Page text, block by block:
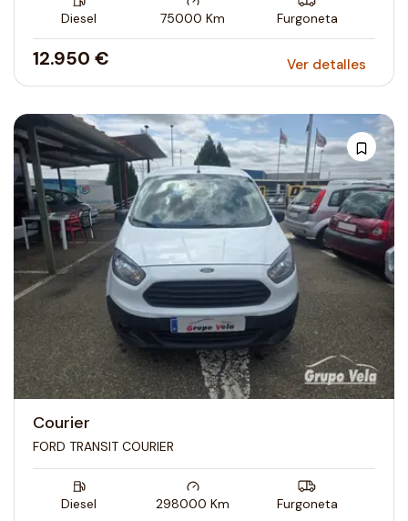
Diesel 75000 Km Furgoneta
12.950 € Ver detalles
Courier
FORD TRANSIT COURIER
Diesel 298000 Km Furgoneta